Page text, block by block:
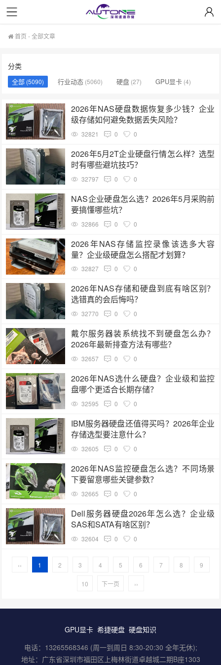
首页 - 全部文章
分类
全部 (5090) 行业动态 (5060) 硬盘 (27) GPU显卡 (4)
2026年NAS硬盘数据恢复多少钱？企业
级存储如何避免数据丢失风险？
32821 0 0
2026年5月2T企业硬盘行情怎么样？选型
时有哪些避坑技巧？
32797 0 0
NAS企业硬盘怎么选？2026年5月采购前
要搞懂哪些坑？
32866 0 0
2026年NAS存储监控录像该选多大容
量？企业级硬盘怎么搭配才划算？
32827 0 0
2026年NAS存储和硬盘到底有啥区别？
选错真的会后悔吗？
32770 0 0
戴尔服务器装系统找不到硬盘怎么办？
2026年最新排查方法有哪些？
32657 0 0
2026年NAS选什么硬盘？企业级和监控
盘哪个更适合长期存储？
32595 0 0
IBM服务器硬盘还值得买吗？2026年企业
存储选型要注意什么？
32605 0 0
2026年NAS监控硬盘怎么选？不同场景
下要留意哪些关键参数？
32665 0 0
Dell服务器硬盘2026年怎么选？企业级
SAS和SATA有啥区别？
32604 0 0
‹‹ 1 2 3 4 5 6 7 8 9
10 下一页 ››
GPU显卡 希捷硬盘 硬盘知识
电话：13265568346 (周一到周日 8:30-20:30 全年无休);
地址：广东省深圳市福田区上梅林街道卓越城二期B座1303